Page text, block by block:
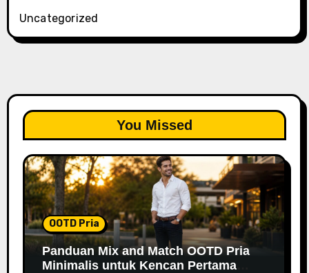
Uncategorized
You Missed
OOTD Pria
Panduan Mix and Match OOTD Pria
Minimalis untuk Kencan Pertama